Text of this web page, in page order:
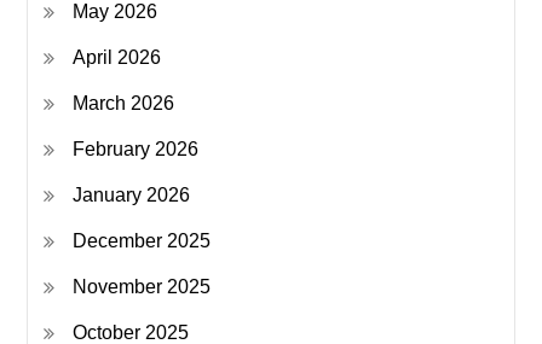
May 2026
April 2026
March 2026
February 2026
January 2026
December 2025
November 2025
October 2025